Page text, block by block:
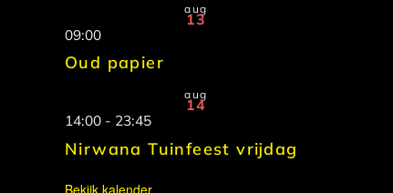
aug
13
09:00
Oud papier
aug
14
14:00 - 23:45
Nirwana Tuinfeest vrijdag